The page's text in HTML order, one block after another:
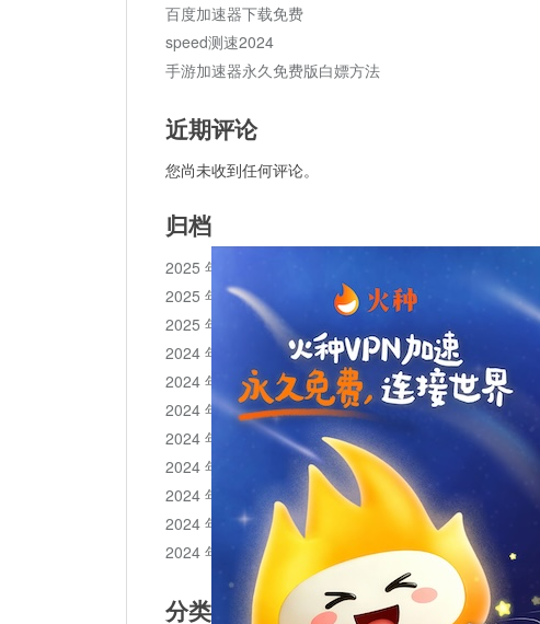
百度加速器下载免费
speed测速2024
手游加速器永久免费版白嫖方法
近期评论
您尚未收到任何评论。
归档
2025 年 11 月
2025 年 10 月
2025 年 1 月
2024 年 12 月
2024 年 11 月
2024 年 10 月
2024 年 9 月
2024 年 8 月
2024 年 7 月
2024 年 6 月
2024 年 5 月
分类目录